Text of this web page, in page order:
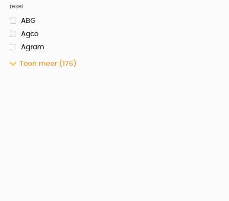
reset
ABG
Agco
Agram
Toon meer (176)